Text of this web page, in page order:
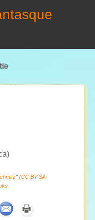
" (CC BY-SA